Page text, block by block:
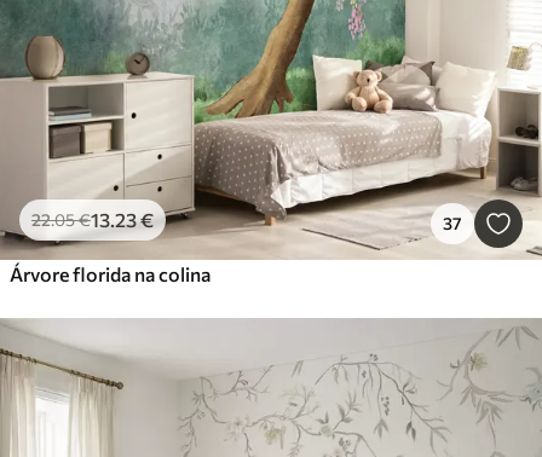
22.05€13.23€ 37
Árvore florida na colina